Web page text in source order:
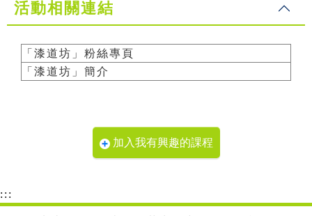
活動相關連結
「漆道坊」粉絲專頁
「漆道坊」簡介
加入我有興趣的課程
:::